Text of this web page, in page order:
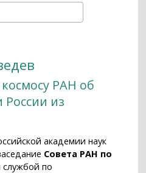
РАН об
России из
академии наук
Совета РАН по
по